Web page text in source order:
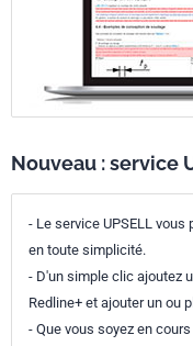
Nouveau : service
- Le service UPSELL
en toute simplicité.
- D'un simple clic ajoutez
Redline+ et ajouter un ou
- Que vous soyez en